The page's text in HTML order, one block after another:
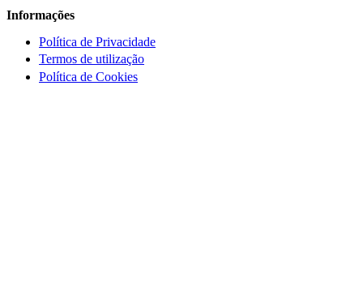
Informações
Política de Privacidade
Termos de utilização
Política de Cookies